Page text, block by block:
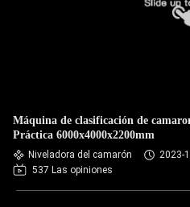
Máquina de clasificación de
Práctica 6000x4000x2200mm
Niveladora del camarón
2023-
537 Las opiniones